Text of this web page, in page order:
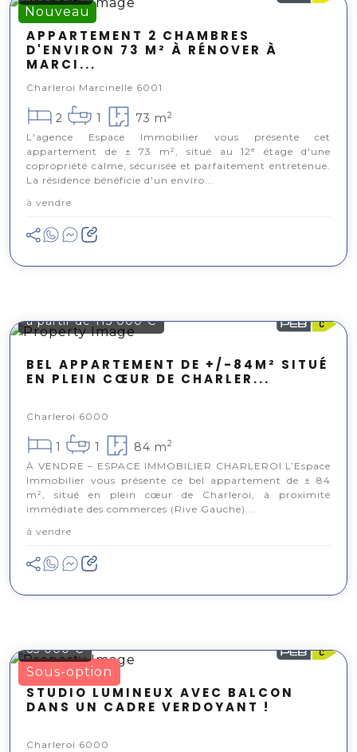
Nouveau
APPARTEMENT 2 CHAMBRES
D'ENVIRON 73 M² À RÉNOVER À
MARCI...
Charleroi Marcinelle 6001
2 1 73 m2
L'agence Espace Immobilier vous présente cet
appartement de ± 73 m², situé au 12ᵉ étage d'une
copropriété calme, sécurisée et parfaitement entretenue.
La résidence bénéficie d'un enviro...
à vendre
à partir de 115 000 €
BEL APPARTEMENT DE +/-84M² SITUÉ
EN PLEIN CŒUR DE CHARLER...
Charleroi 6000
1 1 84 m2
À VENDRE – ESPACE IMMOBILIER CHARLEROI L’Espace
Immobilier vous présente ce bel appartement de ± 84
m², situé en plein cœur de Charleroi, à proximité
immédiate des commerces (Rive Gauche)...
à vendre
Sous-option
65 000 €
STUDIO LUMINEUX AVEC BALCON
DANS UN CADRE VERDOYANT !
Charleroi 6000